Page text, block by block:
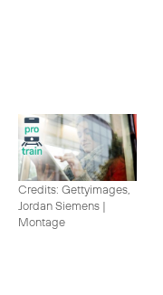
Credits: Gettyimages,
Jordan Siemens |
Montage